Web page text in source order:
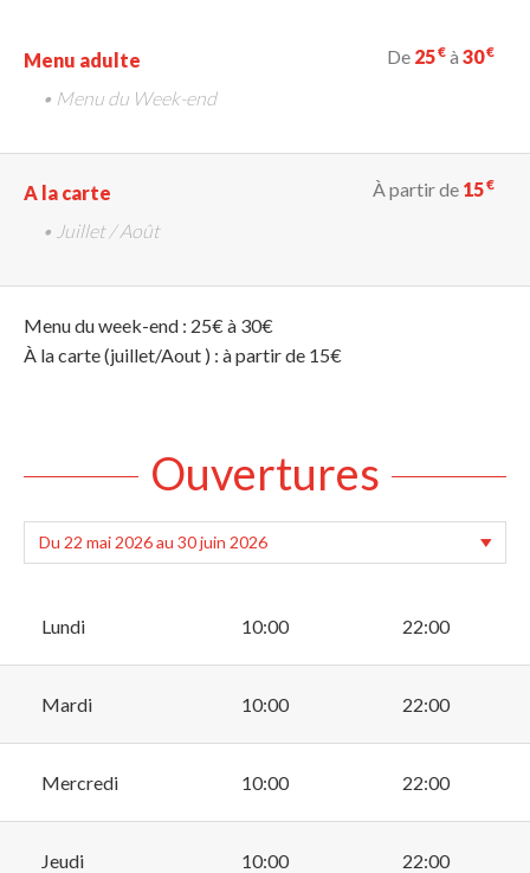
Menu adulte De 25€ à 30€
• Menu du Week-end
A la carte À partir de 15€
• Juillet / Août
Menu du week-end : 25€ à 30€
À la carte (juillet/Aout ) : à partir de 15€
Ouvertures
Lundi 10:00 22:00
Mardi 10:00 22:00
Mercredi 10:00 22:00
Jeudi 10:00 22:00